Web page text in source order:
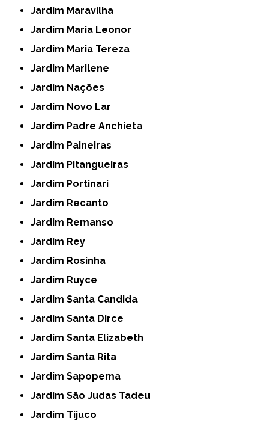
Jardim Maravilha
Jardim Maria Leonor
Jardim Maria Tereza
Jardim Marilene
Jardim Nações
Jardim Novo Lar
Jardim Padre Anchieta
Jardim Paineiras
Jardim Pitangueiras
Jardim Portinari
Jardim Recanto
Jardim Remanso
Jardim Rey
Jardim Rosinha
Jardim Ruyce
Jardim Santa Candida
Jardim Santa Dirce
Jardim Santa Elizabeth
Jardim Santa Rita
Jardim Sapopema
Jardim São Judas Tadeu
Jardim Tijuco